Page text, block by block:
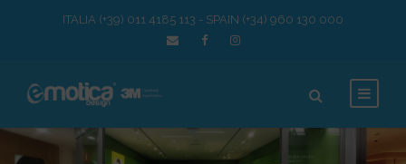
ITALIA (+39) 011 4185 113 - SPAIN (+34) 960 130 000